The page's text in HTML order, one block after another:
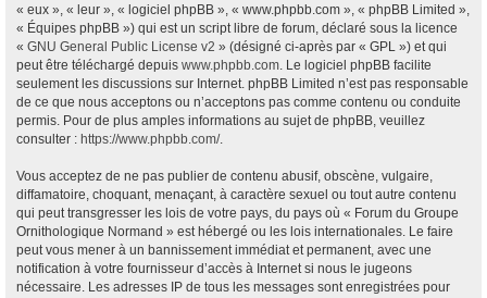
« eux », « leur », « logiciel phpBB », « www.phpbb.com », « phpBB Limited »,
« Équipes phpBB ») qui est un script libre de forum, déclaré sous la licence
« GNU General Public License v2 » (désigné ci-après par « GPL ») et qui
peut être téléchargé depuis www.phpbb.com. Le logiciel phpBB facilite
seulement les discussions sur Internet. phpBB Limited n’est pas responsable
de ce que nous acceptons ou n’acceptons pas comme contenu ou conduite
permis. Pour de plus amples informations au sujet de phpBB, veuillez
consulter : https://www.phpbb.com/.
Vous acceptez de ne pas publier de contenu abusif, obscène, vulgaire,
diffamatoire, choquant, menaçant, à caractère sexuel ou tout autre contenu
qui peut transgresser les lois de votre pays, du pays où « Forum du Groupe
Ornithologique Normand » est hébergé ou les lois internationales. Le faire
peut vous mener à un bannissement immédiat et permanent, avec une
notification à votre fournisseur d’accès à Internet si nous le jugeons
nécessaire. Les adresses IP de tous les messages sont enregistrées pour